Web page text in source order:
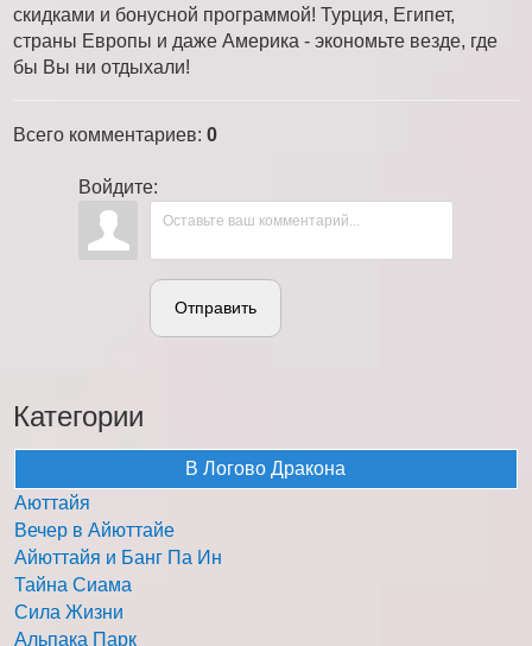
скидками и бонусной программой! Турция, Египет,
страны Европы и даже Америка - экономьте везде, где
бы Вы ни отдыхали!
Всего комментариев: 0
Войдите:
Отправить
Категории
В Логово Дракона
Аюттайя
Вечер в Айюттайе
Айюттайя и Банг Па Ин
Тайна Сиама
Сила Жизни
Альпака Парк